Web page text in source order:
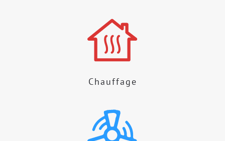
Chauffage